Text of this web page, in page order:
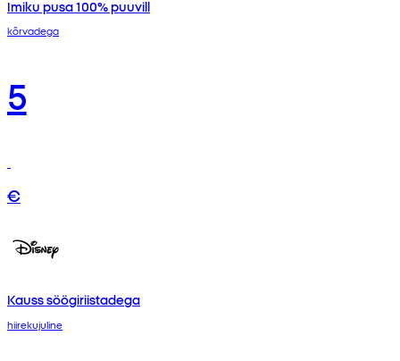
Imiku pusa 100% puuvill
kõrvadega
5
€
Kauss söögiriistadega
hiirekujuline